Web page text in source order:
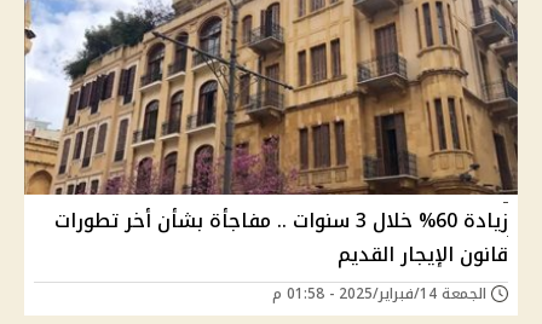
زيادة 60% خلال 3 سنوات .. مفاجأة بشأن أخر تطورات
قانون الإيجار القديم
الجمعة 14/فبراير/2025 - 01:58 م